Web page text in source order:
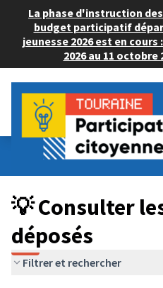
La phase d'instruction
budget participatif
jeunesse 2026 est en cours
2026 au 11 octobre
Budget Participatif JEUNESSE
💡 Consulter les projets
💡 Consulter
déposés
Filtrer et rechercher